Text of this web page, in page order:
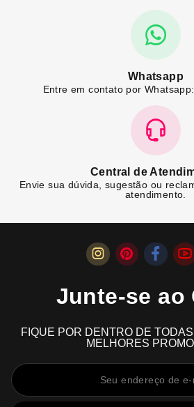
Whatsapp
Entre em contato por
Central de
Envie sua dúvida, sugestão ou
atendimento.
Junte-se ao
FIQUE POR DENTRO DE
MELHORES